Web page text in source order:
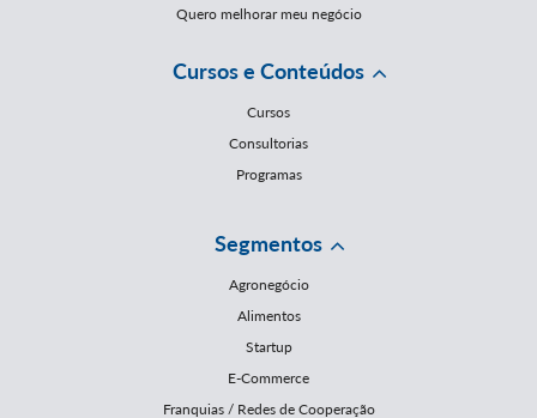
Quero melhorar meu negócio
Cursos e Conteúdos
Cursos
Consultorias
Programas
Segmentos
Agronegócio
Alimentos
Startup
E-Commerce
Franquias / Redes de Cooperação